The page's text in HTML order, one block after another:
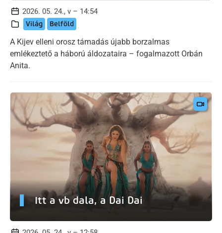
2026. 05. 24., v – 14:54
Világ Belföld
A Kijev elleni orosz támadás újabb borzalmas
emlékeztető a háború áldozataira – fogalmazott Orbán
Anita.
Itt a vb dala, a Dai Dai